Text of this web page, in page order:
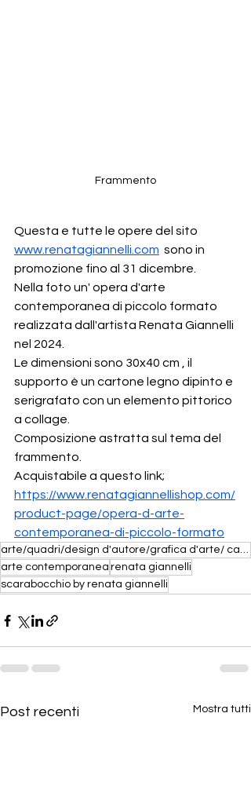
Frammento
Questa e tutte le opere del sito
www.renatagiannelli.com
  sono in
promozione fino al 31 dicembre.
Nella foto un' opera d'arte
contemporanea di piccolo formato
realizzata dall'artista Renata Giannelli
nel 2024.
Le dimensioni sono 30x40 cm , il
supporto è un cartone legno dipinto e
serigrafato con un elemento pittorico
a collage.
Composizione astratta sul tema del
frammento.
Acquistabile a questo link;
https://www.renatagiannellishop.com/
product-page/opera-d-arte-
contemporanea-di-piccolo-formato
arte/quadri/design d'autore/grafica d'arte/ carta a mano/ opere in carta/ xilografia/ sculture lumin
arte contemporanea renata giannelli
scarabocchio by renata giannelli
Post recenti Mostra tutti